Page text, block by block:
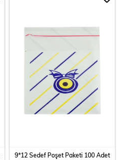
9*12 Sedef Poşet Paketi 100 Adet